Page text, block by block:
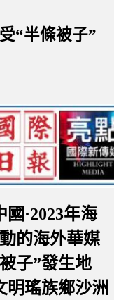
“半條被子”
·2023年海
的海外華媒
子”發生地
瑤族鄉沙洲